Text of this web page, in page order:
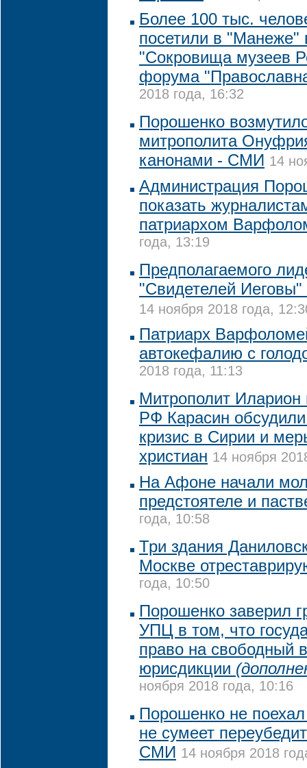
Более 100 тыс.
посетили в "Манеже"
"Сокровища музеев
форума
2018 года, 16:32
Порошенко
митрополита
канонами - СМИ 14
Администрация
показать
патриархом
года, 13:19
Предполагаемого
"Свидетелей
14 ноября 2018 года,
Патриарх
автокефалию с
2018 года, 11:13
Митрополит
РФ Карасин
кризис в Сирии и
христиан 14 ноября
На Афоне начали
предстоятеле и
года, 10:58
Три здания
Москве
года, 10:50
Порошенко заверил
УПЦ в том, что
право на свободный
юрисдикции
ноября 2018 года, 10:16
Порошенко не
не сумеет
СМИ 14 ноября 2018